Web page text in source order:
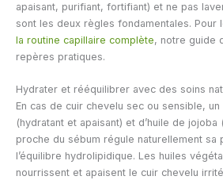
apaisant, purifiant, fortifiant) et ne pas
sont les deux règles fondamentales. Pour
la routine capillaire complète, notre guide
repères pratiques.
Hydrater et rééquilibrer avec des soins
En cas de cuir chevelu sec ou sensible, un
(hydratant et apaisant) et d’huile de
proche du sébum régule naturellement sa
l’équilibre hydrolipidique. Les huiles
nourrissent et apaisent le cuir chevelu